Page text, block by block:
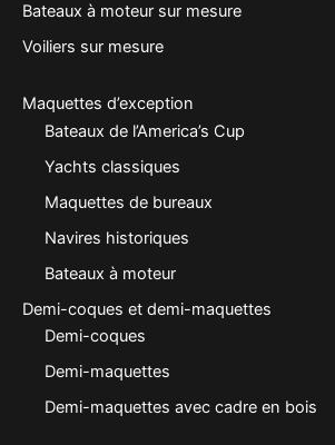
Bateaux à moteur sur mesure
Voiliers sur mesure
Maquettes d’exception
Bateaux de l’America’s Cup
Yachts classiques
Maquettes de bureaux
Navires historiques
Bateaux à moteur
Demi-coques et demi-maquettes
Demi-coques
Demi-maquettes
Demi-maquettes avec cadre en bois